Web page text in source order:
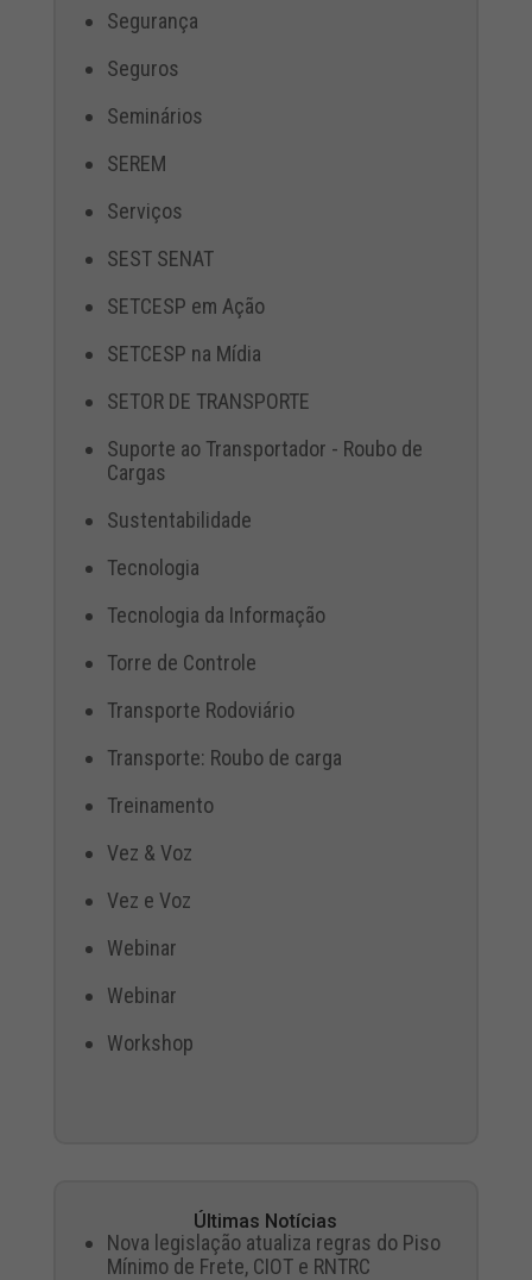
Segurança
Seguros
Seminários
SEREM
Serviços
SEST SENAT
SETCESP em Ação
SETCESP na Mídia
SETOR DE TRANSPORTE
Suporte ao Transportador - Roubo de
Cargas
Sustentabilidade
Tecnologia
Tecnologia da Informação
Torre de Controle
Transporte Rodoviário
Transporte: Roubo de carga
Treinamento
Vez & Voz
Vez e Voz
Webinar
Webinar
Workshop
Últimas Notícias
Nova legislação atualiza regras do Piso
Mínimo de Frete, CIOT e RNTRC